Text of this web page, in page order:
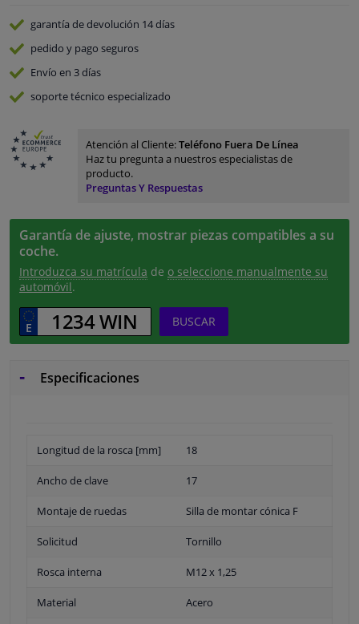
garantía de devolución 14 días
pedido y pago seguros
Envío en 3 días
soporte técnico especializado
Atención al Cliente:Teléfono Fuera De Línea
Haz tu pregunta a nuestros especialistas de
producto.
Preguntas Y Respuestas
Garantía de ajuste, mostrar piezas compatibles a su
coche.
Introduzca su matrícula de o seleccione manualmente su
automóvil.
BUSCAR
Especificaciones
Longitud de la rosca [mm] 18
Ancho de clave 17
Montaje de ruedas Silla de montar cónica F
Solicitud Tornillo
Rosca interna M12 x 1,25
Material Acero